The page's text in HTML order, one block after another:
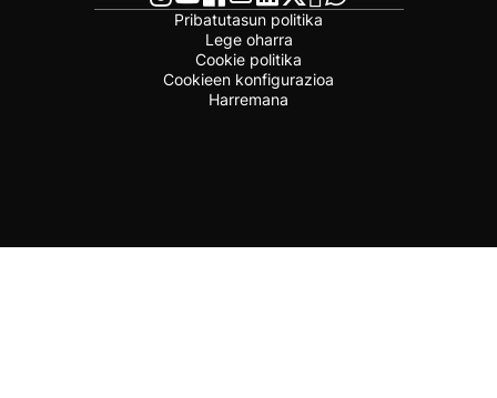
Pribatutasun politika
Lege oharra
Cookie politika
Cookieen konfigurazioa
Harremana